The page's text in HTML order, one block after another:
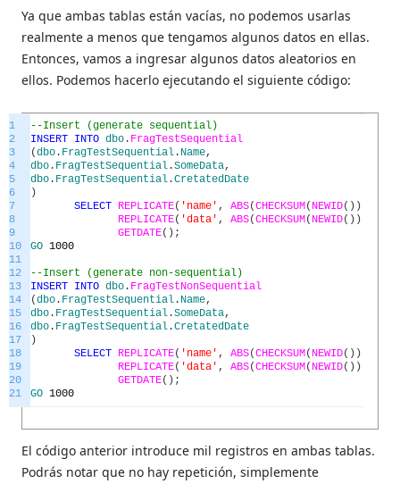
Ya que ambas tablas están vacías, no podemos usarlas
realmente a menos que tengamos algunos datos en ellas.
Entonces, vamos a ingresar algunos datos aleatorios en
ellos. Podemos hacerlo ejecutando el siguiente código:
1
2
3
4
5
6
7
8
9
10
11
12
13
14
15
16
17
18
19
20
21
--Insert (generate sequential)
INSERT INTO dbo . FragTestSequential
(dbo . FragTestSequential . Name,
dbo . FragTestSequential .SomeData,
dbo . FragTestSequential .CretatedDate
)
SELECT REPLICATE( 'name' , ABS(CHECKSUM( NEWID( ) )
REPLICATE( 'data' , ABS(CHECKSUM( NEWID( ) )
GETDATE( ) ;
GO 1000
--Insert (generate non-sequential)
INSERT INTO dbo . FragTestNonSequential
(dbo . FragTestSequential . Name,
dbo . FragTestSequential .SomeData,
dbo . FragTestSequential .CretatedDate
)
SELECT REPLICATE( 'name' , ABS(CHECKSUM( NEWID( ) )
REPLICATE( 'data' , ABS(CHECKSUM( NEWID( ) )
GETDATE( ) ;
GO 1000
El código anterior introduce mil registros en ambas tablas.
Podrás notar que no hay repetición, simplemente